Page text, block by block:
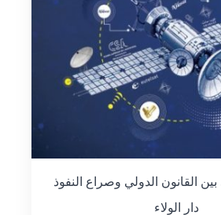
بين القانون الدولي وصراع النفوذ
دار الولاء